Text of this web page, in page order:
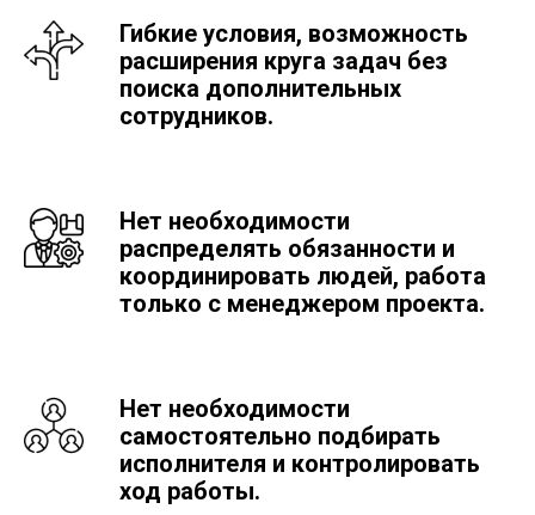
Гибкие условия, возможность
расширения круга задач без
поиска дополнительных
сотрудников.
Нет необходимости
распределять обязанности и
координировать людей, работа
только с менеджером проекта.
Нет необходимости
самостоятельно подбирать
исполнителя и контролировать
ход работы.